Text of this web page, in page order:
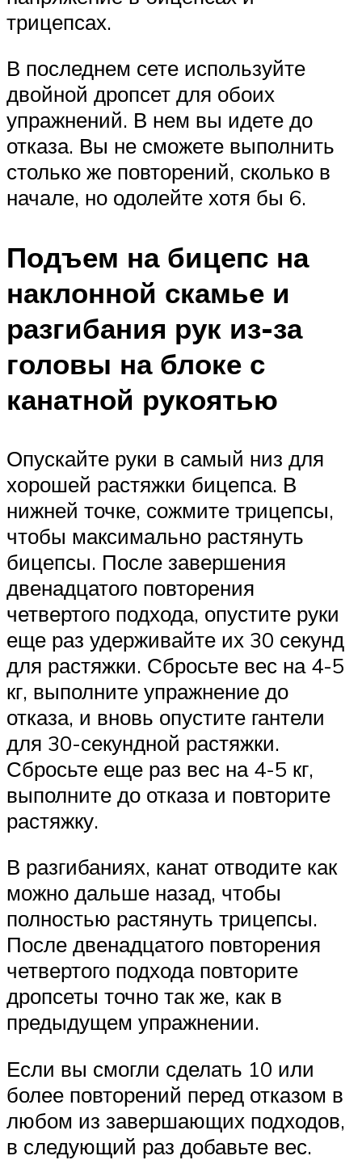
трицепсах.
В последнем сете используйте
двойной дропсет для обоих
упражнений. В нем вы идете до
отказа. Вы не сможете выполнить
столько же повторений, сколько в
начале, но одолейте хотя бы 6.
Подъем на бицепс на
наклонной скамье и
разгибания рук из-за
головы на блоке с
канатной рукоятью
Опускайте руки в самый низ для
хорошей растяжки бицепса. В
нижней точке, сожмите трицепсы,
чтобы максимально растянуть
бицепсы. После завершения
двенадцатого повторения
четвертого подхода, опустите руки
еще раз удерживайте их 30 секунд
для растяжки. Сбросьте вес на 4-5
кг, выполните упражнение до
отказа, и вновь опустите гантели
для 30-секундной растяжки.
Сбросьте еще раз вес на 4-5 кг,
выполните до отказа и повторите
растяжку.
В разгибаниях, канат отводите как
можно дальше назад, чтобы
полностью растянуть трицепсы.
После двенадцатого повторения
четвертого подхода повторите
дропсеты точно так же, как в
предыдущем упражнении.
Если вы смогли сделать 10 или
более повторений перед отказом в
любом из завершающих подходов,
в следующий раз добавьте вес.